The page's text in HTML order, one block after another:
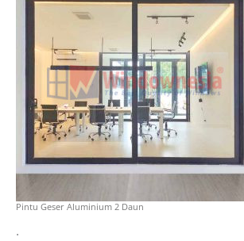
Pintu Geser Aluminium 2 Daun
.